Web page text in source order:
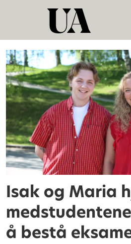
Tag:
podcast
Isak og Maria
å bestå